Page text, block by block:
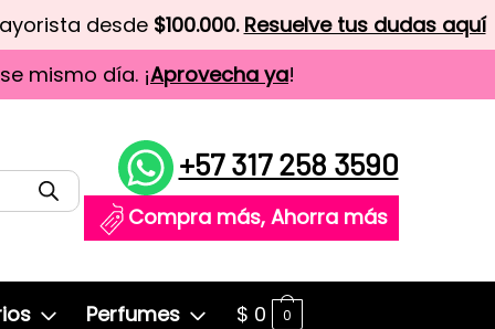
desde $100.000. Resuelve tus dudas aquí
mismo día. ¡Aprovecha ya!
+57 317 258 3590
Compra más, Ahorra más
Perfumes $ 0 0